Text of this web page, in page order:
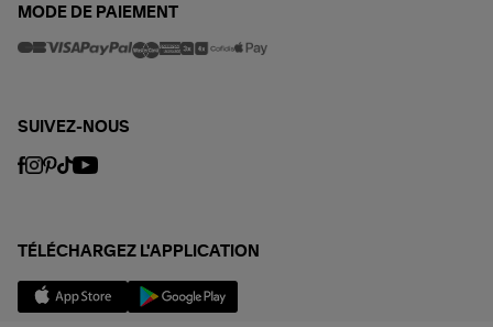
MODE DE PAIEMENT
SUIVEZ-NOUS
TÉLÉCHARGEZ L'APPLICATION